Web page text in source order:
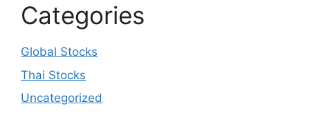
Categories
Global Stocks
Thai Stocks
Uncategorized